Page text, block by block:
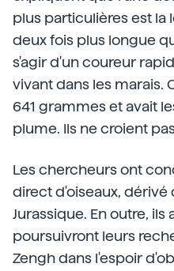
plus particulières est la
deux fois plus longue
s'agir d'un coureur
vivant dans les marais.
641 grammes et avait
plume. Ils ne croient
Les chercheurs ont
direct d'oiseaux, dérivé
Jurassique. En outre, ils
poursuivront leurs
Zengh dans l'espoir